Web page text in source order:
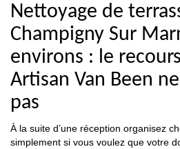
Nettoyage de
Champigny Sur
environs : le
Artisan Van Been
pas
À la suite d’une réception organisez
simplement si vous voulez que votre